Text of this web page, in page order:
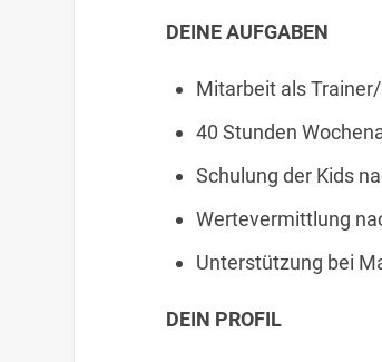
DEINE AUFGABEN
Mitarbeit als
40 Stunden
Schulung der Kids
Wertevermittlung
Unterstützung bei
DEIN PROFIL